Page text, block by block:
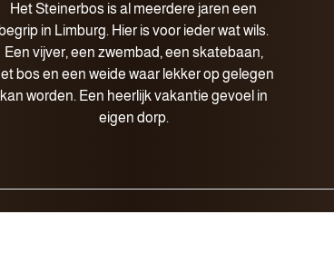
Het Steinerbos is al meerdere jaren een
begrip in Limburg. Hier is voor ieder wat wils.
Een vijver, een zwembad, een skatebaan,
bos en een weide waar lekker op gelegen
kan worden. Een heerlijk vakantie gevoel in
eigen dorp.